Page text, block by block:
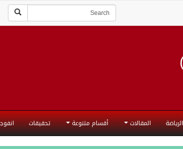
الرياضة المقالات أقسام متنوعة تحقيقات